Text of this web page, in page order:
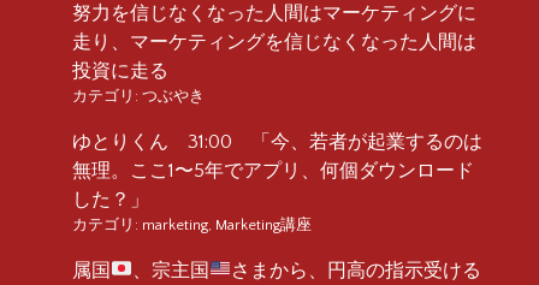
努力を信じなくなった人間はマーケティングに
走り、マーケティングを信じなくなった人間は
投資に走る
カテゴリ: つぶやき
ゆとりくん 31:00 「今、若者が起業するのは
無理。ここ1〜5年でアプリ、何個ダウンロード
した？」
カテゴリ: marketing Marketing講座
属国 、宗主国 さまから、円高の指示受ける